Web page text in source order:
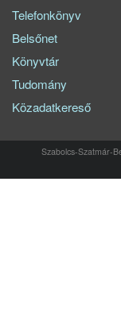
Telefonkönyv
Belsőnet
Könyvtár
Tudomány
Közadatkereső
Szabolcs-Szatmár-